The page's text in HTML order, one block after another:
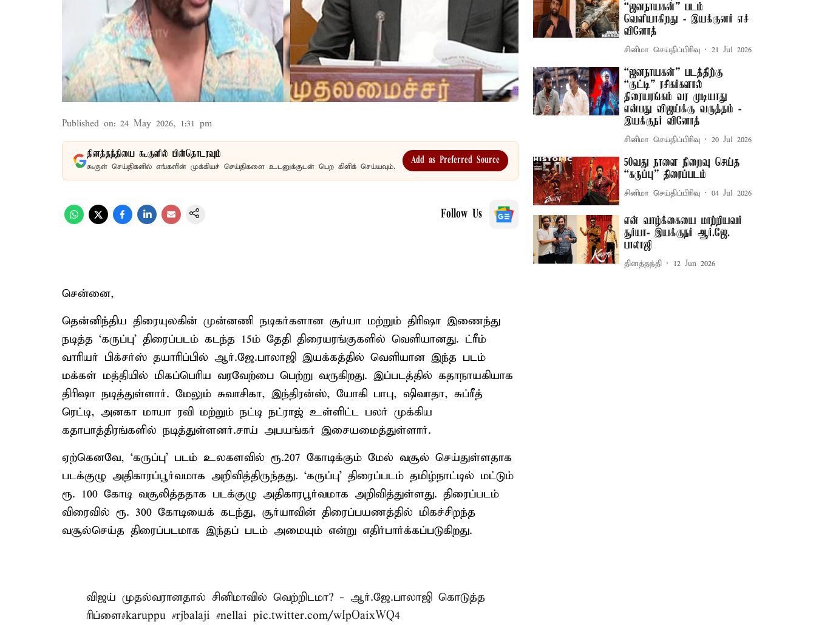
Published on: 24 May 2026, 1:31 pm
தினத்தந்தியை கூகுளில் பின்தொடரவும்
கூகுள் செய்திகளில் எங்களின் முக்கியச் செய்திகளை உடனுக்குடன் பெற கிளிக் செய்யவும்.
Add as Preferred Source
Follow Us
சென்னை,
தென்னிந்திய திரையுலகின் முன்னணி நடிகர்களான சூர்யா மற்றும் திரிஷா இணைந்து
நடித்த ‘கருப்பு’ திரைப்படம் கடந்த 15ம் தேதி திரையரங்குகளில் வெளியானது. ட்ரீம்
வாரியர் பிக்சர்ஸ் தயாரிப்பில் ஆர்.ஜே.பாலாஜி இயக்கத்தில் வெளியான இந்த படம்
மக்கள் மத்தியில் மிகப்பெரிய வரவேற்பை பெற்று வருகிறது. இப்படத்தில் கதாநாயகியாக
திரிஷா நடித்துள்ளார். மேலும் சுவாசிகா, இந்திரன்ஸ், யோகி பாபு, ஷிவாதா, சுப்ரீத்
ரெட்டி, அனகா மாயா ரவி மற்றும் நட்டி நட்ராஜ் உள்ளிட்ட பலர் முக்கிய
கதாபாத்திரங்களில் நடித்துள்ளனர்.சாய் அபயங்கர் இசையமைத்துள்ளார்.
ஏற்கெனவே, ‘கருப்பு’ படம் உலகளவில் ரூ.207 கோடிக்கும் மேல் வசூல் செய்துள்ளதாக
படக்குழு அதிகாரப்பூர்வமாக அறிவித்திருந்தது. ‘கருப்பு’ திரைப்படம் தமிழ்நாட்டில் மட்டும்
ரூ. 100 கோடி வசூலித்ததாக படக்குழு அதிகாரபூர்வமாக அறிவித்துள்ளது. திரைப்படம்
விரைவில் ரூ. 300 கோடியைக் கடந்து, சூர்யாவின் திரைப்பயணத்தில் மிகச்சிறந்த
வசூல்செய்த திரைப்படமாக இந்தப் படம் அமையும் என்று எதிர்பார்க்கப்படுகிறது.
விஜய் முதல்வரானதால் சினிமாவில் வெற்றிடமா? - ஆர்.ஜே.பாலாஜி கொடுத்த
ரிப்ளை#karuppu #rjbalaji #nellai pic.twitter.com/wIpOaixWQ4
“ஜனநாயகன்” படம்
வெளியாகிறது - இயக்குனர் எச்
வினோத்
சினிமா செய்திப்பிரிவு 21 Jul 2026
“ஜனநாயகன்” படத்திற்கு
“குட்டி” ரசிகர்களால்
திரையரங்கம் வர முடியாது
என்பது விஜய்க்கு வருத்தம் -
இயக்குநர் வினோத்
சினிமா செய்திப்பிரிவு 20 Jul 2026
50வது நாளை நிறைவு செய்த
“கருப்பு” திரைப்படம்
சினிமா செய்திப்பிரிவு 04 Jul 2026
என் வாழ்க்கையை மாற்றியவர்
சூர்யா- இயக்குநர் ஆர்.ஜே.
பாலாஜி
தினத்தந்தி 12 Jun 2026